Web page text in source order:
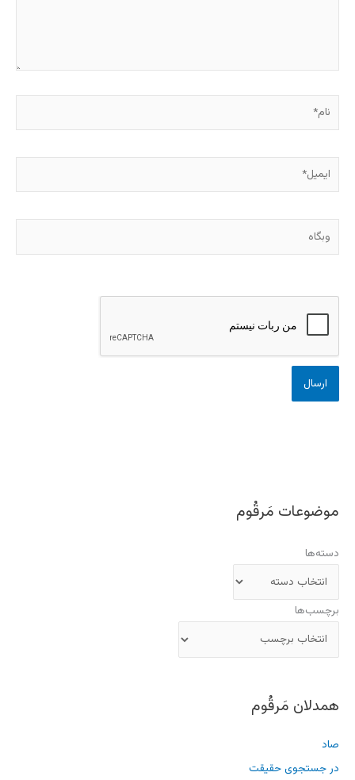
وبگاه
موضوعات مَرقُوم
دسته‌ها
برچسب‌ها
همدلان مَرقُوم
صاد
در جستجوی حقیقت